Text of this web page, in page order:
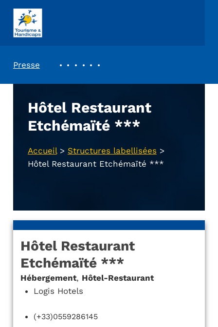
ASSOCIATION TOURISME ET HANDICAPS
Presse
Hôtel Restaurant
Etchémaïté ***
Accueil> Structures labellisées >
Hôtel Restaurant Etchémaïté ***
Hôtel Restaurant
Etchémaïté ***
Hébergement, Hôtel-Restaurant
Logis Hotels
(+33)0559286145